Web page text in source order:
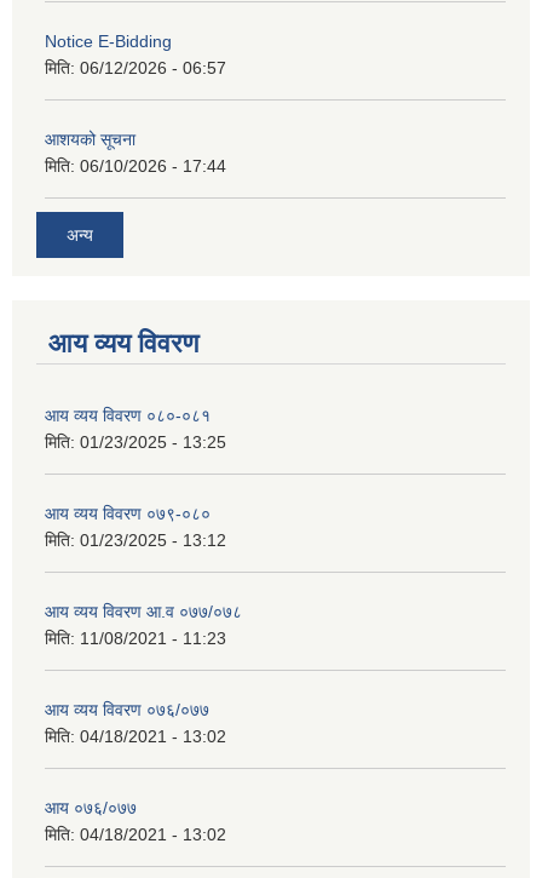
Notice E-Bidding
मिति: 06/12/2026 - 06:57
आशयको सूचना
मिति: 06/10/2026 - 17:44
अन्य
आय व्यय विवरण
आय व्यय विवरण ०८०-०८१
मिति: 01/23/2025 - 13:25
आय व्यय विवरण ०७९-०८०
मिति: 01/23/2025 - 13:12
आय व्यय विवरण आ.व ०७७/०७८
मिति: 11/08/2021 - 11:23
आय व्यय विवरण ०७६/०७७
मिति: 04/18/2021 - 13:02
आय ०७६/०७७
मिति: 04/18/2021 - 13:02